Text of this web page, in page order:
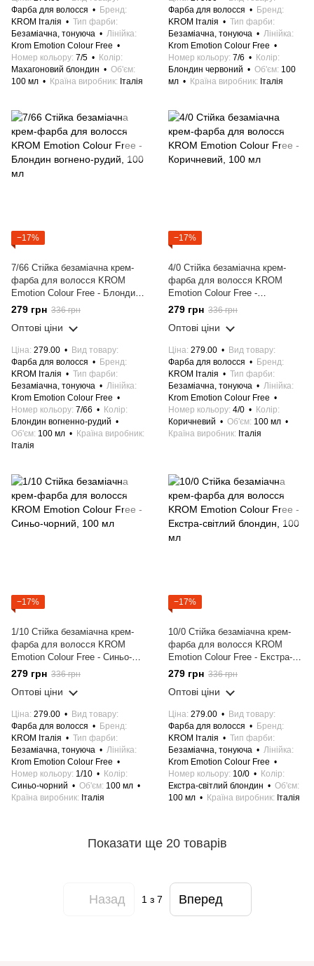
Фарба для волосся
Бренд
KROM Італія
Тип фарби
Безаміачна, тонуюча
Лінійка
Krom Emotion Colour Free
Номер кольору 7/5
Колір
Махагоновий блондин
Об'єм
100 мл
Країна виробник Італія
Фарба для волосся
Бренд
KROM Італія
Тип фарби
Безаміачна, тонуюча
Лінійка
Krom Emotion Colour Free
Номер кольору 7/6
Колір
Блондин червоний
Об'єм 100
мл
Країна виробник Італія
−17%
7/66 Стійка безаміачна крем-
фарба для волосся KROM
Emotion Colour Free - Блондин
вогнено-рудий, 100 мл
279 грн 336 грн
Оптові ціни
Ціна 279.00
Вид товару
Фарба для волосся
Бренд
KROM Італія
Тип фарби
Безаміачна, тонуюча
Лінійка
Krom Emotion Colour Free
Номер кольору 7/66
Колір
Блондин вогненно-рудий
Об'єм 100 мл
Країна виробник
Італія
−17%
4/0 Стійка безаміачна крем-
фарба для волосся KROM
Emotion Colour Free -
Коричневий, 100 мл
279 грн 336 грн
Оптові ціни
Ціна 279.00
Вид товару
Фарба для волосся
Бренд
KROM Італія
Тип фарби
Безаміачна, тонуюча
Лінійка
Krom Emotion Colour Free
Номер кольору 4/0
Колір
Коричневий
Об'єм 100 мл
Країна виробник
Італія
−17%
1/10 Стійка безаміачна крем-
фарба для волосся KROM
Emotion Colour Free - Cиньо-
чорний, 100 мл
279 грн 336 грн
Оптові ціни
Ціна 279.00
Вид товару
Фарба для волосся
Бренд
KROM Італія
Тип фарби
Безаміачна, тонуюча
Лінійка
Krom Emotion Colour Free
Номер кольору 1/10
Колір
Cиньо-чорний
Об'єм 100 мл
Країна виробник
Італія
−17%
10/0 Стійка безаміачна крем-
фарба для волосся KROM
Emotion Colour Free - Екстра-
світлий блондин, 100 мл
279 грн 336 грн
Оптові ціни
Ціна 279.00
Вид товару
Фарба для волосся
Бренд
KROM Італія
Тип фарби
Безаміачна, тонуюча
Лінійка
Krom Emotion Colour Free
Номер кольору 10/0
Колір
Екстра-світлий блондин
Об'єм
100 мл
Країна виробник Італія
Показати ще 20 товарів
Назад 1 з 7 Вперед